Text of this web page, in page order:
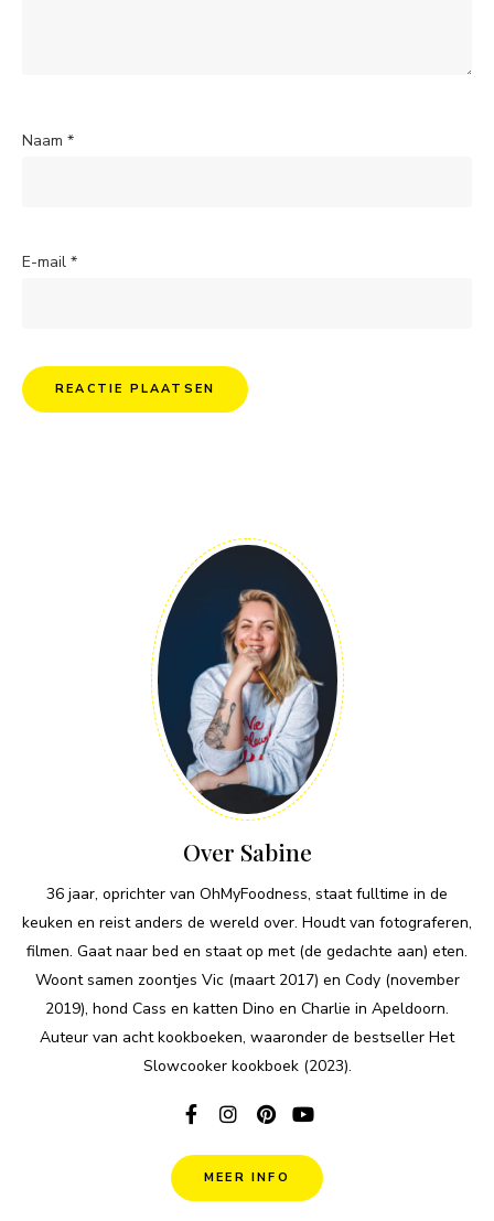
Naam *
E-mail *
Over Sabine
36 jaar, oprichter van OhMyFoodness, staat fulltime in de
keuken en reist anders de wereld over. Houdt van fotograferen,
filmen. Gaat naar bed en staat op met (de gedachte aan) eten.
Woont samen zoontjes Vic (maart 2017) en Cody (november
2019), hond Cass en katten Dino en Charlie in Apeldoorn.
Auteur van acht kookboeken, waaronder de bestseller Het
Slowcooker kookboek (2023).
MEER INFO